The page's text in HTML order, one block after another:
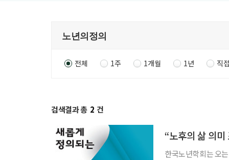
전체 1주 1개월 1년 직
검색결과 총 2 건
“노후의 삶 의
한국노년학회는 오